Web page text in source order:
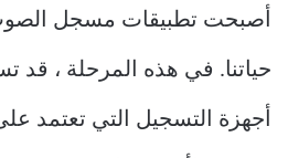
أصبحت تطبيقات مسجل الصوت
حياتنا. في هذه المرحلة ، قد
أجهزة التسجيل التي تعتمد